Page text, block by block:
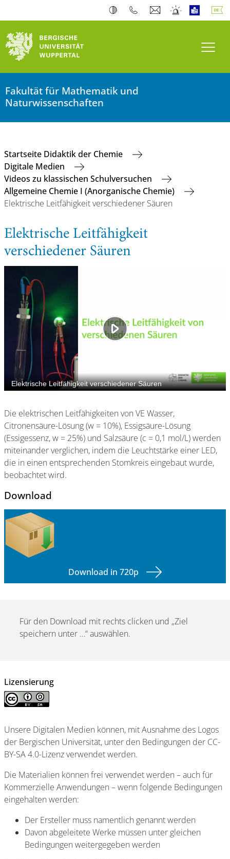
Fakultät für Mathematik und
Naturwissenschaften
Startseite Didaktik der Chemie
Digitale Medien
Videos zu klassischen Schulversuchen
Allgemeine Chemie I (Anorganische Chemie)
Elektrische Leitfähigkeit verschiedener Säuren
Elektrische Leitfähigkeit
verschiedener Säuren
Die elektrischen Leitfähigkeiten von VE Wasser,
Citronensäure-Lösung (w = 10%), Essigsäure-Lösung
(Essigessenz, w = 25%) und Salzsäure (c = 0,1 mol/L) werden
miteinander verglichen, indem die Leuchtstärke einer LED,
die in einen entsprechenden Stomkreis eingebaut wurde,
beobachtet wird.
Download
Download in 720p
Für den Download mit rechts clicken und „Ziel
speichern unter …“ auswählen.
Lizensierung
Unsere Digitalen Medien können, mit Ausnahme des Logos
der Bergischen Universität, unter den Bedingungen der CC-
BY-SA 4.0-Lizenz verwendet werden.
Die Materialien können frei verwendet werden – auch für
Kommerzielle Anwendungen – wenn folgende Bedingungen
eingehalten werden:
Der Ersteller muss namentlich genannt werden
Davon abgeleitete Werke müssen unter gleichen
Bedingungen weitergegeben werden